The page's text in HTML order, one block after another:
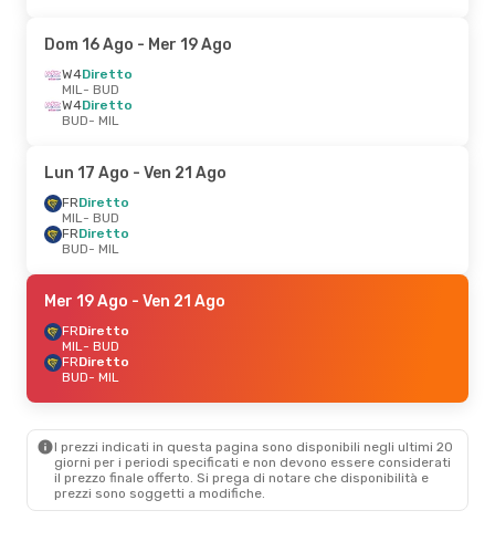
Dom 16 Ago - Mer 19 Ago
W4Diretto
MIL- BUD
W4Diretto
BUD- MIL
Lun 17 Ago - Ven 21 Ago
FRDiretto
MIL- BUD
FRDiretto
BUD- MIL
Mer 19 Ago - Ven 21 Ago
FRDiretto
MIL- BUD
FRDiretto
BUD- MIL
I prezzi indicati in questa pagina sono disponibili negli ultimi 20
giorni per i periodi specificati e non devono essere considerati
il ​​prezzo finale offerto. Si prega di notare che disponibilità e
prezzi sono soggetti a modifiche.